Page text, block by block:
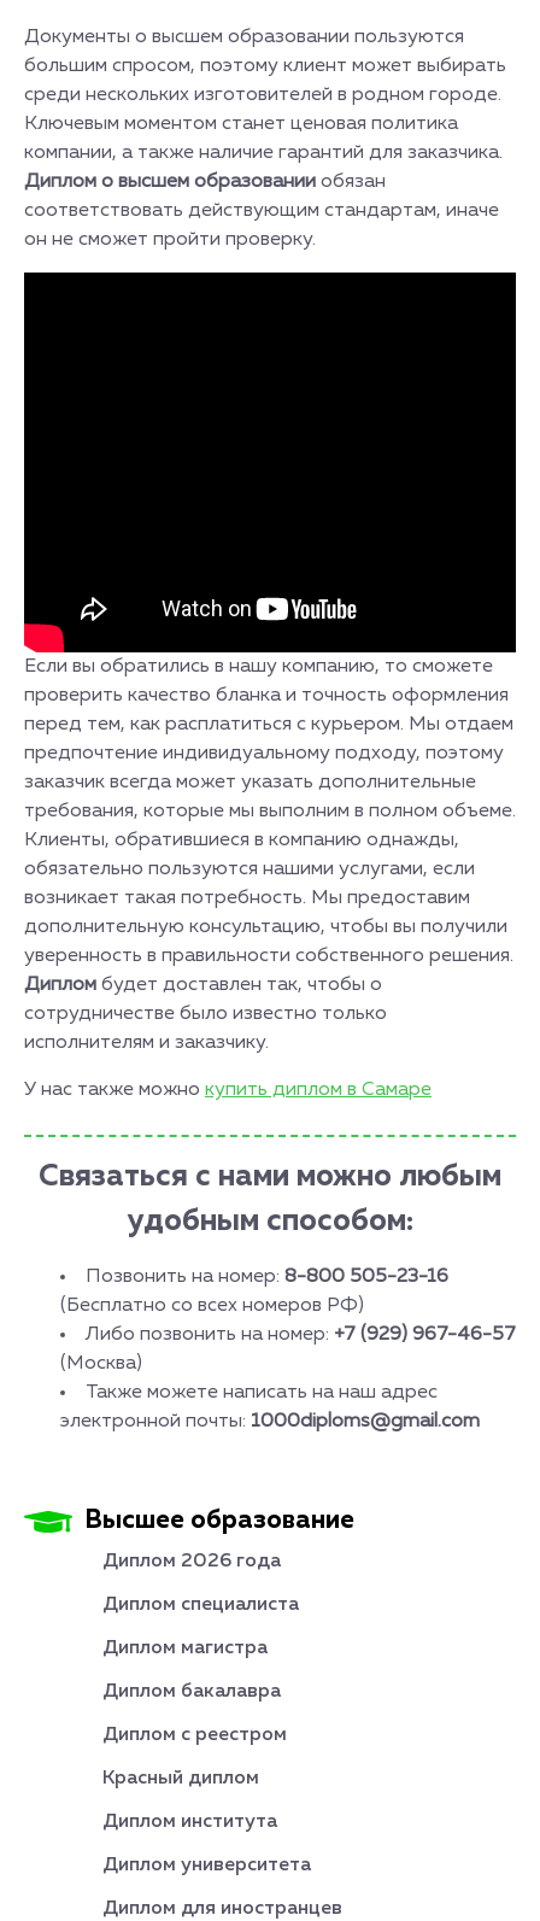
Документы о высшем образовании пользуются
большим спросом, поэтому клиент может выбирать
среди нескольких изготовителей в родном городе.
Ключевым моментом станет ценовая политика
компании, а также наличие гарантий для заказчика.
Диплом о высшем образовании обязан
соответствовать действующим стандартам, иначе
он не сможет пройти проверку.
Если вы обратились в нашу компанию, то сможете
проверить качество бланка и точность оформления
перед тем, как расплатиться с курьером. Мы отдаем
предпочтение индивидуальному подходу, поэтому
заказчик всегда может указать дополнительные
требования, которые мы выполним в полном объеме.
Клиенты, обратившиеся в компанию однажды,
обязательно пользуются нашими услугами, если
возникает такая потребность. Мы предоставим
дополнительную консультацию, чтобы вы получили
уверенность в правильности собственного решения.
Диплом будет доставлен так, чтобы о
сотрудничестве было известно только
исполнителям и заказчику.
У нас также можно купить диплом в Самаре
Связаться с нами можно любым
удобным способом:
Позвонить на номер: 8-800 505-23-16
(Бесплатно со всех номеров РФ)
Либо позвонить на номер: +7 (929) 967-46-57
(Москва)
Также можете написать на наш адрес
электронной почты: 1000diploms@gmail.com
Высшее образование
Диплом 2026 года
Диплом специалиста
Диплом магистра
Диплом бакалавра
Диплом с реестром
Красный диплом
Диплом института
Диплом университета
Диплом для иностранцев